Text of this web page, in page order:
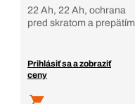
22 Ah, 22 Ah, ochrana
pred skratom a prepätím
Prihlásiť sa a zobraziť
ceny